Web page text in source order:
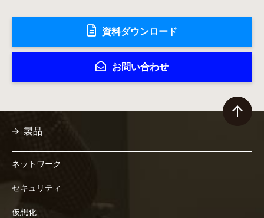
資料ダウンロード
お問い合わせ
製品
ネットワーク
セキュリティ
仮想化